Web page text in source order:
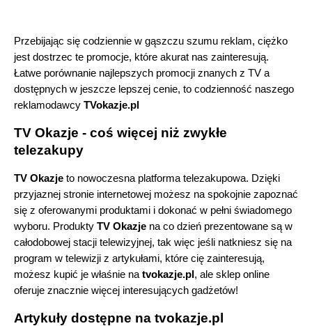
Przebijając się codziennie w gąszczu szumu reklam, ciężko
jest dostrzec te promocje, które akurat nas zainteresują.
Łatwe porównanie najlepszych promocji znanych z TV a
dostępnych w jeszcze lepszej cenie, to codzienność naszego
reklamodawcy TVokazje.pl
TV Okazje - coś więcej niż zwykłe
telezakupy
TV Okazje to nowoczesna platforma telezakupowa. Dzięki
przyjaznej stronie internetowej możesz na spokojnie zapoznać
się z oferowanymi produktami i dokonać w pełni świadomego
wyboru. Produkty TV Okazje na co dzień prezentowane są w
całodobowej stacji telewizyjnej, tak więc jeśli natkniesz się na
program w telewizji z artykułami, które cię zainteresują,
możesz kupić je właśnie na tvokazje.pl , ale sklep online
oferuje znacznie więcej interesujących gadżetów!
Artykuły dostępne na tvokazje.pl